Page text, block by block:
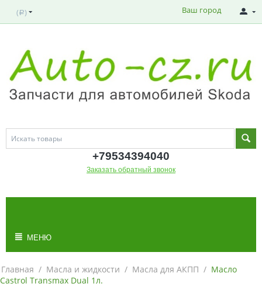
( Р ) Ваш город
+79534394040
Заказать обратный звонок
МЕНЮ
Главная / Масла и жидкости / Масла для АКПП / Масло
Castrol Transmax Dual 1л.